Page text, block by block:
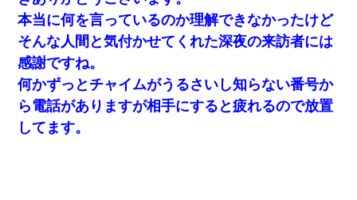
本当に何を言っているのか理解できなかったけど
そんな人間と気付かせてくれた深夜の来訪者には
感謝ですね。
何かずっとチャイムがうるさいし知らない番号か
ら電話がありますが相手にすると疲れるので放置
してます。